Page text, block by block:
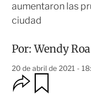
aumentaron las
ciudad
Por:Wendy Roa
20 de abril de 2021 -
O
p